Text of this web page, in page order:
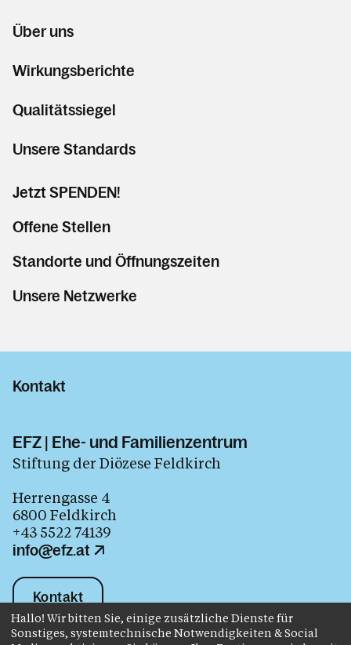
Über uns
Wirkungsberichte
Qualitätssiegel
Unsere Standards
Jetzt SPENDEN!
Offene Stellen
Standorte und Öffnungszeiten
Unsere Netzwerke
Kontakt
EFZ | Ehe- und Familienzentrum
Stiftung der Diözese Feldkirch
Herrengasse 4
6800 Feldkirch
+43 5522 74139
info@efz.at
Kontakt
Hallo! Wir bitten Sie, einige zusätzliche Dienste für
Sonstiges, systemtechnische Notwendigkeiten & Social